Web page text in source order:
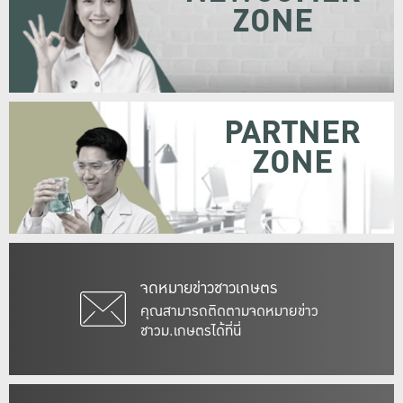
จดหมายข่าวชาวเกษตร
คุณสามารถติดตามจดหมายข่าว
ชาวม.เกษตรได้ที่นี่
ZONE
PARTNER
ZONE